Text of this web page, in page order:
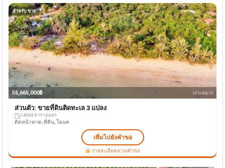
สำหรับ ขาย
55,665,000฿ เกาะหมาก
ส่วนตัว: ขายที่ดินติดทะเล 3 แปลง
14844 ตารางเมตร
ติดหน้าหาด, ที่ดิน, โฉนด
เพิ่มไปยังคำขอ
รายละเอียดตามคำขอ